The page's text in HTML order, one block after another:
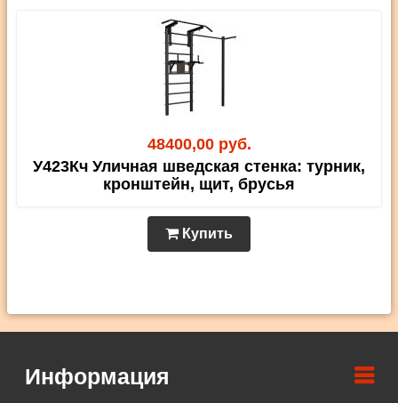
48400,00 руб.
У423Кч Уличная шведская стенка: турник,
кронштейн, щит, брусья
Купить
Информация